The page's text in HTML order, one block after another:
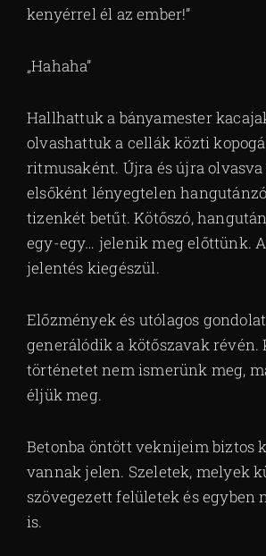
kenyérrel él az ember!”
„Hahaha”
Hallhattuk a bányamester
olvashattuk a cellák közti
ritmusaként. Újra és újra olvasva
elsőként lényegtelen
tizenkét betűt. Kötőszó,
egy-egy… jelenik meg előttünk.
jelentés kiegészül.
Előzmények és utólagos
generálódik a kötőszavak révén.
történetet nem ismerünk meg,
éljük meg.
Betonba öntött veknijeim biztos
vannak jelen. Szeletek, melyek
szövegezett felületek és egyben
is.